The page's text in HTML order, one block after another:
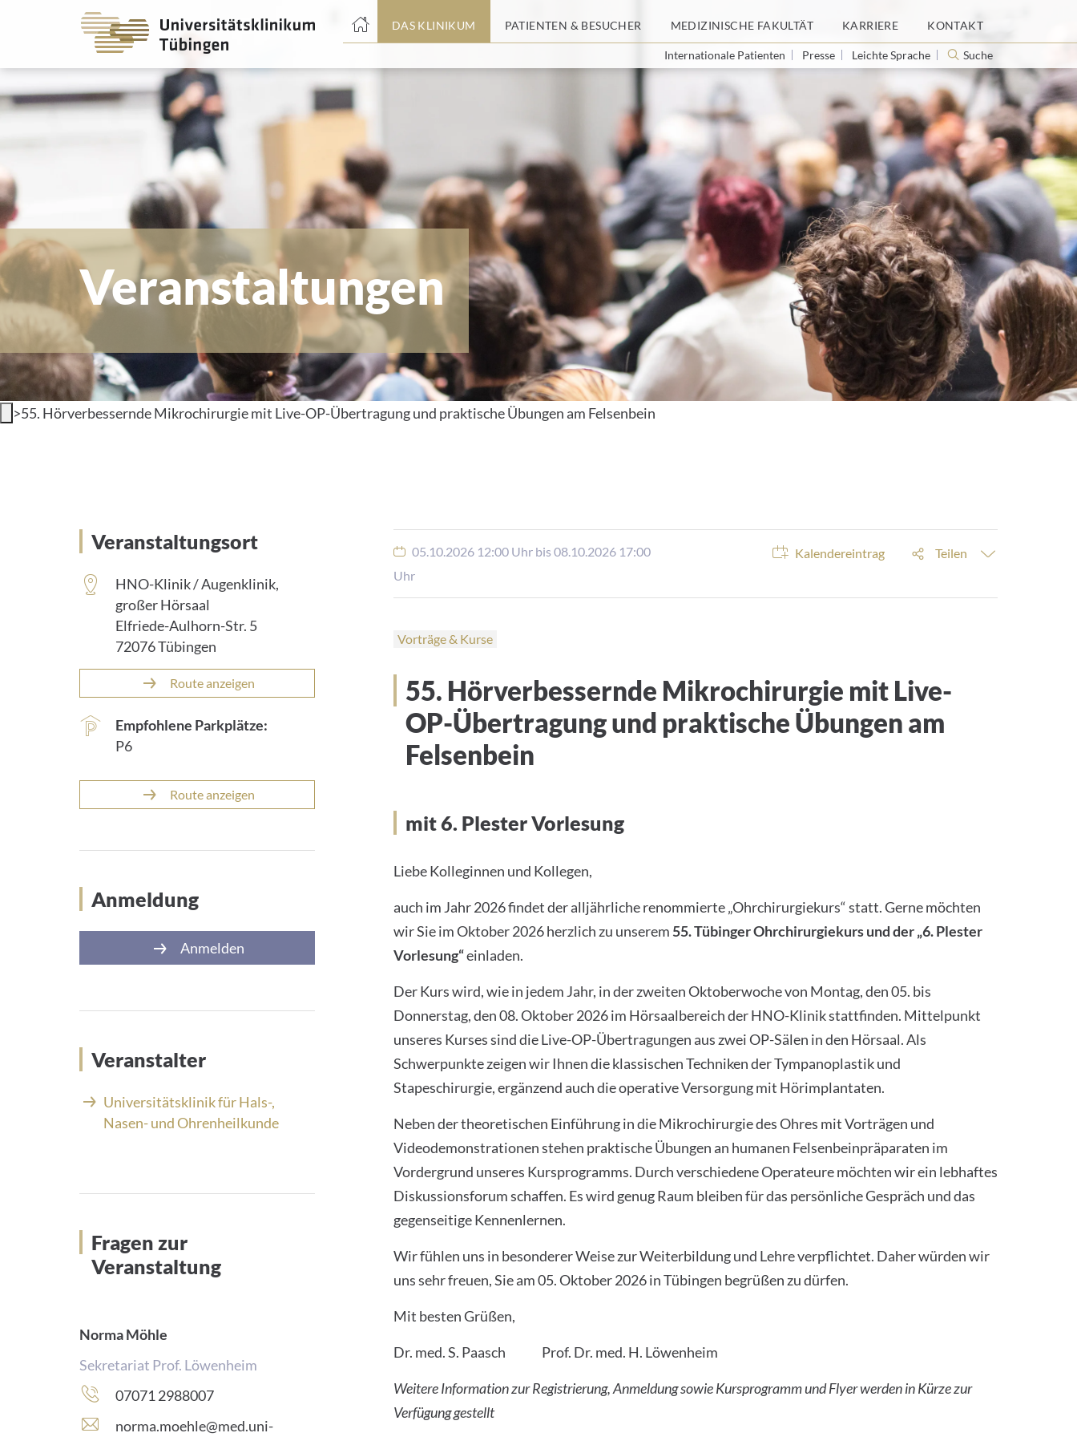
DAS KLINIKUM PATIENTEN & BESUCHER MEDIZINISCHE FAKULTÄT KARRIERE KONTAKT
Internationale Patienten Presse Leichte Sprache Suche
Veranstaltungen
>55. Hörverbessernde Mikrochirurgie mit Live-OP-Übertragung und praktische Übungen am Felsenbein
05.10.2026 12:00 Uhr bis 08.10.2026 17:00
Uhr
Kalendereintrag Teilen
Vorträge & Kurse
55. Hörverbessernde Mikrochirurgie mit Live-
OP-Übertragung und praktische Übungen am
Felsenbein
mit 6. Plester Vorlesung
Liebe Kolleginnen und Kollegen,
auch im Jahr 2026 findet der alljährliche renommierte „Ohrchirurgiekurs“ statt. Gerne möchten
wir Sie im Oktober 2026 herzlich zu unserem 55. Tübinger Ohrchirurgiekurs und der „6. Plester
Vorlesung“einladen.
Der Kurs wird, wie in jedem Jahr, in der zweiten Oktoberwoche von Montag, den 05. bis
Donnerstag, den 08. Oktober 2026 im Hörsaalbereich der HNO-Klinik stattfinden. Mittelpunkt
unseres Kurses sind die Live-OP-Übertragungen aus zwei OP-Sälen in den Hörsaal. Als
Schwerpunkte zeigen wir Ihnen die klassischen Techniken der Tympanoplastik und
Stapeschirurgie, ergänzend auch die operative Versorgung mit Hörimplantaten.
Neben der theoretischen Einführung in die Mikrochirurgie des Ohres mit Vorträgen und
Videodemonstrationen stehen praktische Übungen an humanen Felsenbeinpräparaten im
Vordergrund unseres Kursprogramms. Durch verschiedene Operateure möchten wir ein lebhaftes
Diskussionsforum schaffen. Es wird genug Raum bleiben für das persönliche Gespräch und das
gegenseitige Kennenlernen.
Wir fühlen uns in besonderer Weise zur Weiterbildung und Lehre verpflichtet. Daher würden wir
uns sehr freuen, Sie am 05. Oktober 2026 in Tübingen begrüßen zu dürfen.
Mit besten Grüßen,
Dr. med. S. Paasch Prof. Dr. med. H. Löwenheim
Weitere Information zur Registrierung, Anmeldung sowie Kursprogramm und Flyer werden in Kürze zur
Verfügung gestellt
Veranstaltungsort
HNO-Klinik / Augenklinik,
großer Hörsaal
Elfriede-Aulhorn-Str. 5
72076 Tübingen
Route anzeigen
Empfohlene Parkplätze:
P6
Route anzeigen
Anmeldung
Anmelden
Veranstalter
Universitätsklinik für Hals-,
Nasen- und Ohrenheilkunde
Fragen zur
Veranstaltung
Norma Möhle
Sekretariat Prof. Löwenheim
Telefonnummer:
07071 2988007
E
norma.moehle@med.uni-